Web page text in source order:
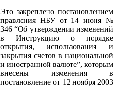
Это закреплено постановлением
правления НБУ от 14 июня №
346 “Об утверждении изменений
в Инструкцию о порядке
открытия, использования и
закрытия счетов в национальной
и иностранной валюте”, которым
внесены изменения в
постановление от 12 ноября 2003